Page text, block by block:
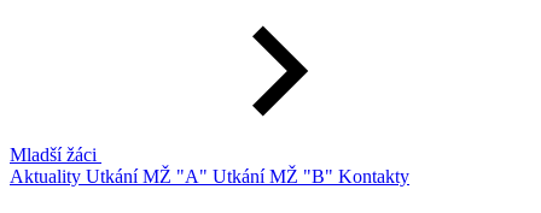
Mladší žáci
Aktuality Utkání MŽ "A" Utkání MŽ "B" Kontakty